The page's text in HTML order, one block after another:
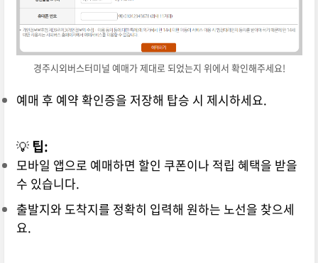
경주시외버스터미널 예매가 제대로 되었는지 위에서 확인해주세요!
예매 후 예약 확인증을 저장해 탑승 시 제시하세요.
💡팁:
모바일 앱으로 예매하면 할인 쿠폰이나 적립 혜택을 받을
수 있습니다.
출발지와 도착지를 정확히 입력해 원하는 노선을 찾으세
요.